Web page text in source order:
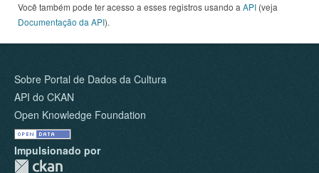
Você também pode ter acesso a esses registros usando a API (veja
Documentação da API).
Sobre Portal de Dados da Cultura
API do CKAN
Open Knowledge Foundation
Impulsionado por